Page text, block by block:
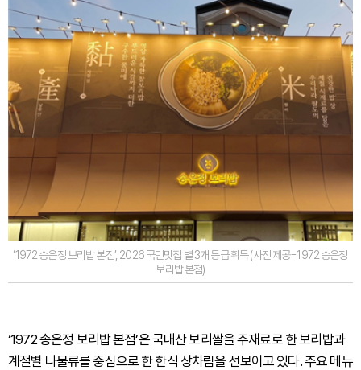
‘1972 송은정 보리밥 본점’, 2026 국민맛집 별 3개 등급 획득 (사진 제공=1972 송은정
보리밥 본점)
‘1972 송은정 보리밥 본점’은 국내산 보리쌀을 주재료로 한 보리밥과
계절별 나물류를 중심으로 한 한식 상차림을 선보이고 있다. 주요 메뉴